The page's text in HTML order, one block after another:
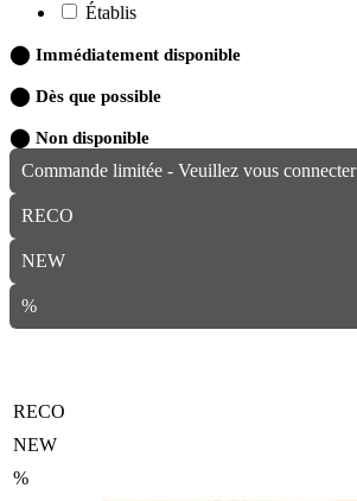
Établis
⬤ Immédiatement disponible
⬤ Dès que possible
⬤ Non disponible
Commande limitée - Veuillez vous connecter
RECO
NEW
%
RECO
NEW
%